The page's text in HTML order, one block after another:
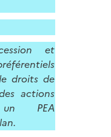
et
droits de
actions
PEA